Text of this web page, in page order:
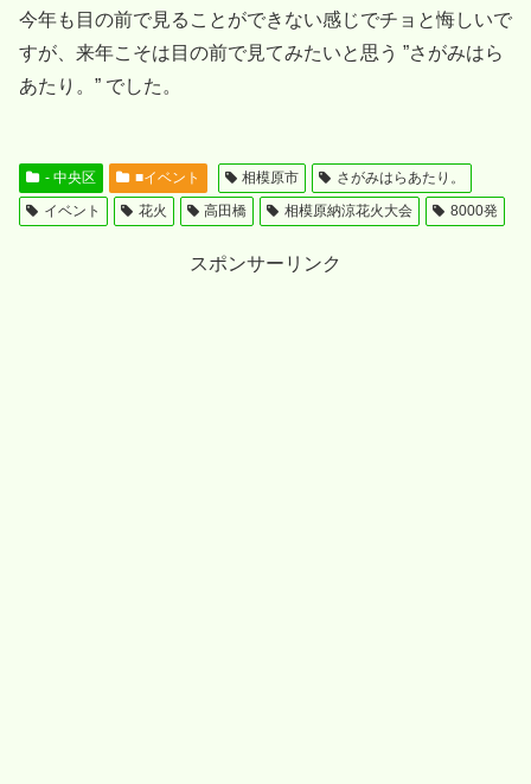
今年も目の前で見ることができない感じでチョと悔しいで
すが、来年こそは目の前で見てみたいと思う ”さがみはら
あたり。” でした。
- 中央区 ■イベント 相模原市
さがみはらあたり。
イベント
花火 高田橋 相模原納涼花火大会 8000発
スポンサーリンク